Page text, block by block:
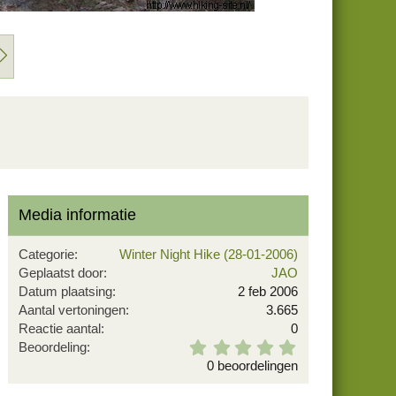
o
l
Media informatie
Categorie
Winter Night Hike (28-01-2006)
Geplaatst door
JAO
Datum plaatsing
2 feb 2006
Aantal vertoningen
3.665
Reactie aantal
0
Beoordeling
,
0 beoordelingen